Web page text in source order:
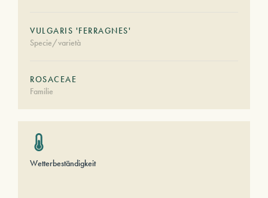
VULGARIS 'FERRAGNES'
Specie/varietà
ROSACEAE
Familie
Wetterbeständigkeit